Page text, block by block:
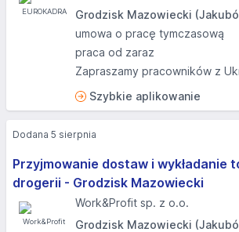
Grodzisk Mazowiecki
umowa o pracę tymczasową
praca od zaraz
Zapraszamy pracowników z
Szybkie aplikowanie
Przyjmowanie dostaw i wykładanie
drogerii - Grodzisk Mazowiecki
Work&Profit sp. z o.o.
Grodzisk Mazowiecki
Dodana 5 sierpnia